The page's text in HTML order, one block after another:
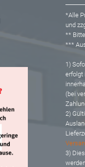
*Alle
und
**
***
1)
erfolgt
(bei
2)
3)